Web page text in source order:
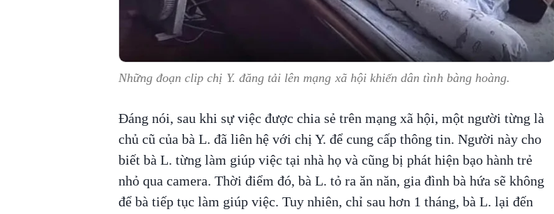
Những đoạn clip chị Y. đăng tải lên mạng xã hội khiến dân tình bàng hoàng.
Đáng nói, sau khi sự việc được chia sẻ trên mạng xã hội, một người từng là
chủ cũ của bà L. đã liên hệ với chị Y. để cung cấp thông tin. Người này cho
biết bà L. từng làm giúp việc tại nhà họ và cũng bị phát hiện bạo hành trẻ
nhỏ qua camera. Thời điểm đó, bà L. tỏ ra ăn năn, gia đình bà hứa sẽ không
để bà tiếp tục làm giúp việc. Tuy nhiên, chỉ sau hơn 1 tháng, bà L. lại đến